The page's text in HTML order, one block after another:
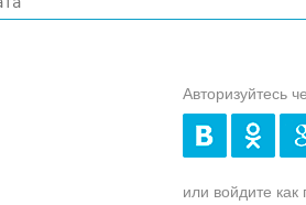
Авторизуйтесь
или войдите как